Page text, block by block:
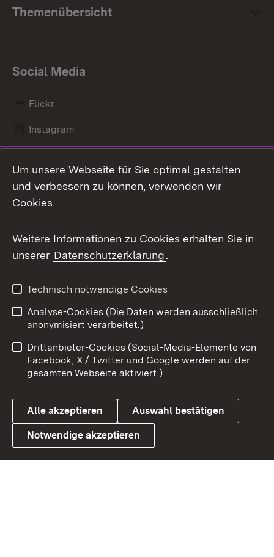
Themenübersicht
Social Media
Flickr
Instagram
Mastodon
Messenger
Social Wall
X / Twitter
Youtube
Link zum Landesportal
Benutzungshinweise
Barrierefreiheit
Datenschutz
Cookies
Um unsere Webseite für Sie optimal gestalten
und verbessern zu können, verwenden wir
Cookies.
Weitere Informationen zu Cookies erhalten Sie in
unserer Datenschutzerklärung.
Technisch notwendige Cookies
Analyse-Cookies (Die Daten werden ausschließlich
anonymisiert verarbeitet.)
Drittanbieter-Cookies (Social-Media-Elemente von
Facebook, X / Twitter und Google werden auf der
gesamten Webseite aktiviert.)
Alle akzeptieren Auswahl bestätigen
Notwendige akzeptieren